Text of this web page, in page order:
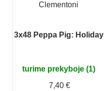
Clementoni
3x48 Peppa Pig: Holiday
turime prekyboje (1)
7,40 €